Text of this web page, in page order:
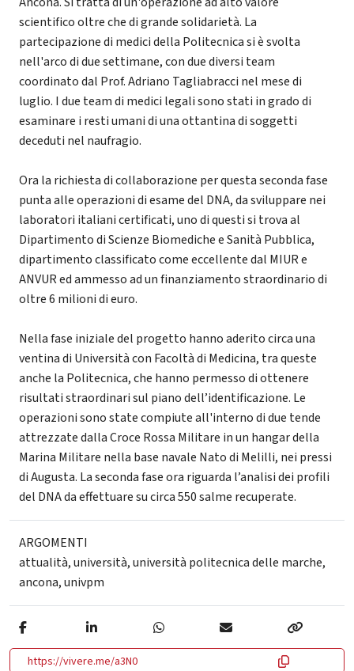
scientifico oltre che di grande solidarietà. La
partecipazione di medici della Politecnica si è svolta
nell'arco di due settimane, con due diversi team
coordinato dal Prof. Adriano Tagliabracci nel mese di
luglio. I due team di medici legali sono stati in grado di
esaminare i resti umani di una ottantina di soggetti
deceduti nel naufragio.
Ora la richiesta di collaborazione per questa seconda fase
punta alle operazioni di esame del DNA, da sviluppare nei
laboratori italiani certificati, uno di questi si trova al
Dipartimento di Scienze Biomediche e Sanità Pubblica,
dipartimento classificato come eccellente dal MIUR e
ANVUR ed ammesso ad un finanziamento straordinario di
oltre 6 milioni di euro.
Nella fase iniziale del progetto hanno aderito circa una
ventina di Università con Facoltà di Medicina, tra queste
anche la Politecnica, che hanno permesso di ottenere
risultati straordinari sul piano dell’identificazione. Le
operazioni sono state compiute all'interno di due tende
attrezzate dalla Croce Rossa Militare in un hangar della
Marina Militare nella base navale Nato di Melilli, nei pressi
di Augusta. La seconda fase ora riguarda l’analisi dei profili
del DNA da effettuare su circa 550 salme recuperate.
ARGOMENTI
attualità,università,università politecnica delle marche,
ancona,univpm
https://vivere.me/a3N0